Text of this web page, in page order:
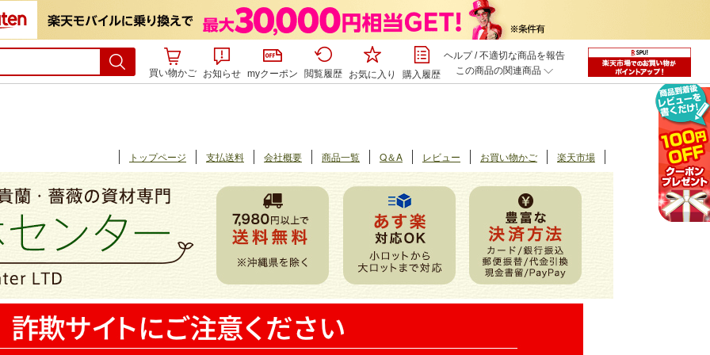
買い物かご お知らせ myクーポン 閲覧履歴 お気に入り 購入履歴
ヘルプ/不適切な商品を報告
この商品の関連商品